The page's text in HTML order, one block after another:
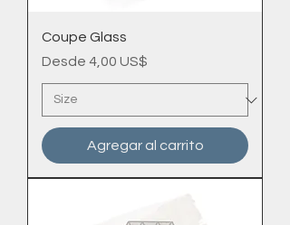
Coupe Glass
Desde 4,00 US$
Precio de oferta
Agregar al carrito